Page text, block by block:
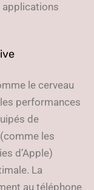
applications
le cerveau
performances
de
les
d’Apple)
La
au téléphone